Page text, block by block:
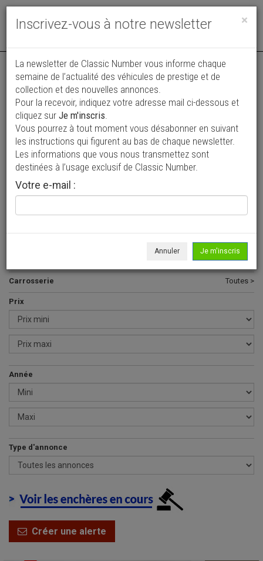
Toggle
Vos annonces vues par
plus de 4 millions de collectionneurs
Ajouter une annonce
> Rechercher un véhicule
T >
Carrosserie Toutes >
Prix
Année
Type d'annonce
Créer une alerte
×
Inscrivez-vous à notre newsletter
La newsletter de Classic Number vous informe chaque
semaine de l’actualité des véhicules de prestige et de
collection et des nouvelles annonces.
Pour la recevoir, indiquez votre adresse mail ci-dessous et
cliquez sur Je m'inscris.
Vous pourrez à tout moment vous désabonner en suivant
les instructions qui figurent au bas de chaque newsletter.
Les informations que vous nous transmettez sont
destinées à l’usage exclusif de Classic Number.
Votre e-mail :
Annuler Je m'inscris